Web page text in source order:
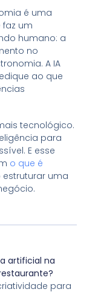
é uma
um
humano: a
no
A IA
ao que
tecnológico.
para
E esse
o que é
uma
artificial na
para